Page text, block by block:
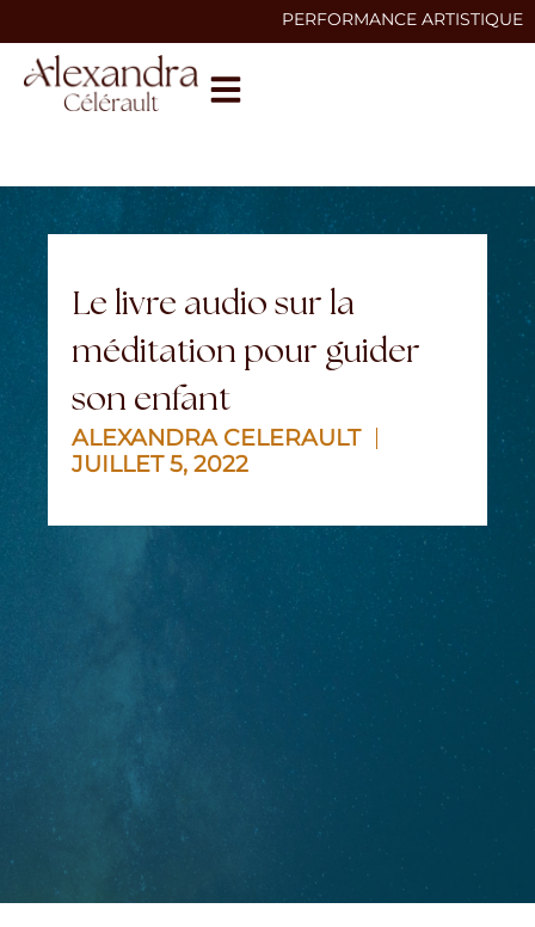
PERFORMANCE ARTISTIQUE
Le livre audio sur la
méditation pour guider
son enfant
ALEXANDRA CELERAULT
JUILLET 5, 2022